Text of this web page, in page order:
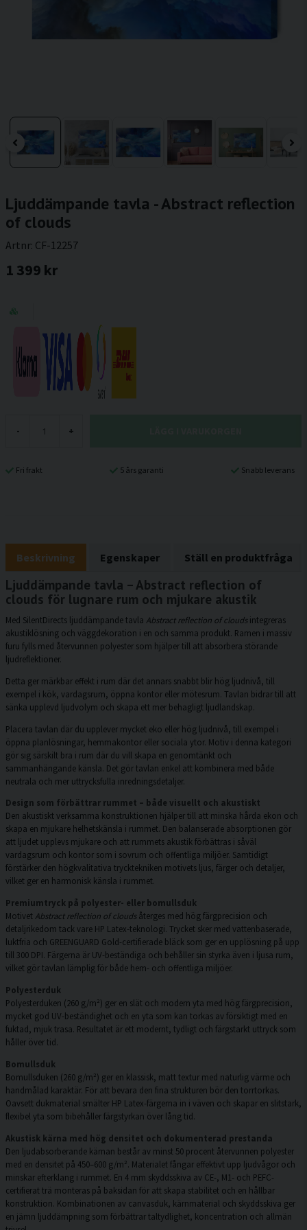
Ljuddämpande tavla - Abstract reflection
of clouds
Artnr: CF-12257
1 399 kr
- +
Fri frakt 5 års garanti Snabb leverans
Beskrivning Egenskaper Ställ en produktfråga
Ljuddämpande tavla – Abstract reflection of
clouds för lugnare rum och mjukare akustik
Med SilentDirects ljuddämpande tavla Abstract reflection of cloudsintegreras
akustiklösning och väggdekoration i en och samma produkt. Ramen i massiv
furu fylls med återvunnen polyester som hjälper till att absorbera störande
ljudreflektioner.
Detta ger märkbar effekt i rum där det annars snabbt blir hög ljudnivå, till
exempel i kök, vardagsrum, öppna kontor eller mötesrum. Tavlan bidrar till att
sänka upplevd ljudvolym och skapa ett mer behagligt ljudlandskap.
Placera tavlan där du upplever mycket eko eller hög ljudnivå, till exempel i
öppna planlösningar, hemmakontor eller sociala ytor. Motiv i denna kategori
gör sig särskilt bra i rum där du vill skapa en genomtänkt och
sammanhängande känsla. Det gör tavlan enkel att kombinera med både
neutrala och mer uttrycksfulla inredningsdetaljer.
Design som förbättrar rummet – både visuellt och akustiskt
Den akustiskt verksamma konstruktionen hjälper till att minska hårda ekon och
skapa en mjukare helhetskänsla i rummet. Den balanserade absorptionen gör
att ljudet upplevs mjukare och att rummets akustik förbättras i såväl
vardagsrum och kontor som i sovrum och offentliga miljöer. Samtidigt
förstärker den högkvalitativa trycktekniken motivets ljus, färger och detaljer,
vilket ger en harmonisk känsla i rummet.
Premiumtryck på polyester- eller bomullsduk
MotivetAbstract reflection of cloudsåterges med hög färgprecision och
detaljrikedom tack vare HP Latex-teknologi. Trycket sker med vattenbaserade,
luktfria och GREENGUARD Gold-certifierade bläck som ger en upplösning på upp
till 300 DPI. Färgerna är UV-beständiga och behåller sin styrka även i ljusa rum,
vilket gör tavlan lämplig för både hem- och offentliga miljöer.
Polyesterduk
Polyesterduken (260 g/m²) ger en slät och modern yta med hög färgprecision,
mycket god UV-beständighet och en yta som kan torkas av försiktigt med en
fuktad, mjuk trasa. Resultatet är ett modernt, tydligt och färgstarkt uttryck som
håller över tid.
Bomullsduk
Bomullsduken (260 g/m²) ger en klassisk, matt textur med naturlig värme och
handmålad karaktär. För att bevara den fina strukturen bör den torrtorkas.
Oavsett dukmaterial smälter HP Latex-färgerna in i väven och skapar en slitstark,
flexibel yta som bibehåller färgstyrkan över lång tid.
Akustisk kärna med hög densitet och dokumenterad prestanda
Den ljudabsorberande kärnan består av minst 50 procent återvunnen polyester
med en densitet på 450–600 g/m². Materialet fångar effektivt upp ljudvågor och
minskar efterklang i rummet. En 4 mm skyddsskiva av CE-, M1- och PEFC-
certifierat trä monteras på baksidan för att skapa stabilitet och en hållbar
konstruktion. Kombinationen av canvasduk, kärnmaterial och skyddsskiva ger
en jämn ljuddämpning som förbättrar taltydlighet, koncentration och allmän